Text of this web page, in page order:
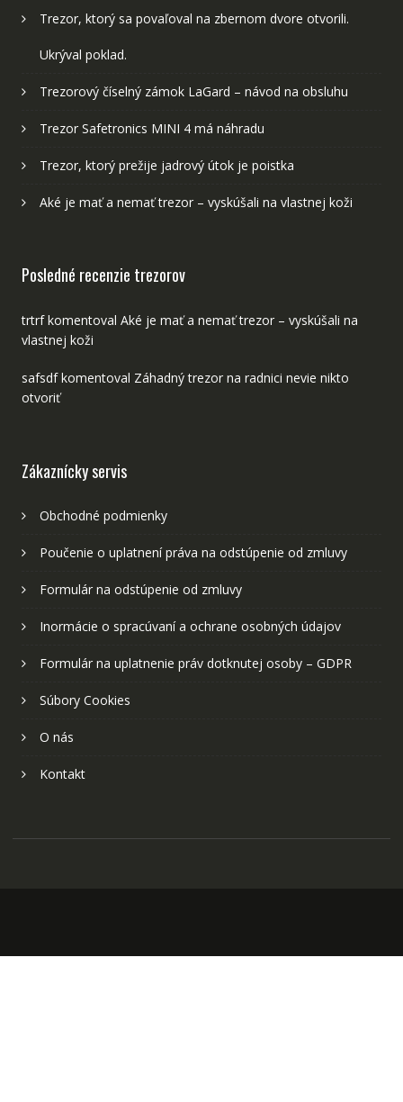
Trezor, ktorý sa povaľoval na zbernom dvore otvorili.
Ukrýval poklad.
Trezorový číselný zámok LaGard – návod na obsluhu
Trezor Safetronics MINI 4 má náhradu
Trezor, ktorý prežije jadrový útok je poistka
Aké je mať a nemať trezor – vyskúšali na vlastnej koži
Posledné recenzie trezorov
trtrfkomentoval Aké je mať a nemať trezor – vyskúšali na
vlastnej koži
safsdfkomentoval Záhadný trezor na radnici nevie nikto
otvoriť
Zákaznícky servis
Obchodné podmienky
Poučenie o uplatnení práva na odstúpenie od zmluvy
Formulár na odstúpenie od zmluvy
Inormácie o spracúvaní a ochrane osobných údajov
Formulár na uplatnenie práv dotknutej osoby – GDPR
Súbory Cookies
O nás
Kontakt